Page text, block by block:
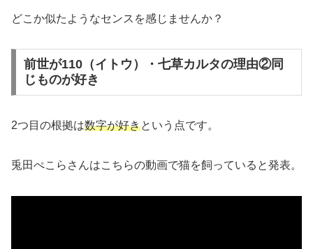
どこか似たようなセンスを感じませんか？
前世が110（イトウ）・七草カルタの理由②同
じものが好き
2つ目の根拠は数字が好きという点です。
兎田ぺこらさんはこちらの動画で猫を飼っていると発表。